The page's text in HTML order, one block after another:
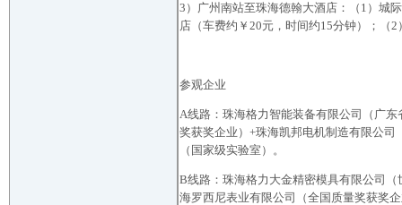
3）广州南站至珠海德翰大酒店：（1）城
店（车费约￥20元，时间约15分钟）；（
参观企业
A线路：珠海格力智能装备有限公司（广
奖获奖企业）+珠海凯邦电机制造有限公
（国家级实验室）。
B线路：珠海格力大金精密模具有限公司
海罗西尼表业有限公司（全国质量奖获奖